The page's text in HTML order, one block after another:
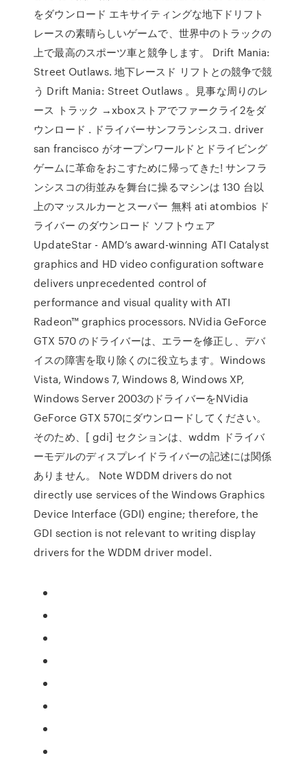
をダウンロード エキサイティングな地下ドリフト
レースの素晴らしいゲームで、世界中のトラックの
上で最高のスポーツ車と競争します。 Drift Mania:
Street Outlaws. 地下レースド リフトとの競争で競
う Drift Mania: Street Outlaws 。見事な周りのレ
ース トラック →xboxストアでファークライ2をダ
ウンロード . ドライバーサンフランシスコ. driver
san francisco がオープンワールドとドライビング
ゲームに革命をおこすために帰ってきた! サンフラ
ンシスコの街並みを舞台に操るマシンは 130 台以
上のマッスルカーとスーパー 無料 ati atombios ド
ライバー のダウンロード ソフトウェア
UpdateStar - AMD’s award-winning ATI Catalyst
graphics and HD video configuration software
delivers unprecedented control of
performance and visual quality with ATI
Radeon™ graphics processors. NVidia GeForce
GTX 570 のドライバーは、エラーを修正し、デバ
イスの障害を取り除くのに役立ちます。Windows
Vista, Windows 7, Windows 8, Windows XP,
Windows Server 2003のドライバーをNVidia
GeForce GTX 570にダウンロードしてください。
そのため、[ gdi] セクションは、wddm ドライバ
ーモデルのディスプレイドライバーの記述には関係
ありません。 Note WDDM drivers do not
directly use services of the Windows Graphics
Device Interface (GDI) engine; therefore, the
GDI section is not relevant to writing display
drivers for the WDDM driver model.